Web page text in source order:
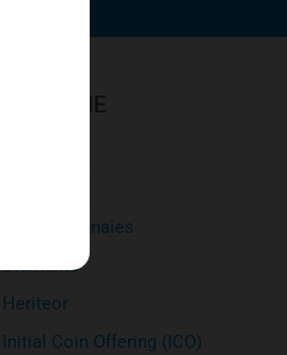
EPARGNE
Cryptomonnaies
Diamants
Heriteor
Initial Coin Offering (ICO)